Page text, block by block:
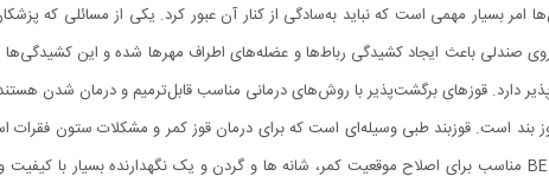
بسیار مهمی است که نباید به‌سادگی از کنار آن عبور کرد. یکی از مسائلی که
صندلی باعث ایجاد کشیدگی رباط‌ها و عضله‌های اطراف مهرها شده و این
دارد. قوز‌های برگشت‌پذیر با روش‌‌های درمانی مناسب قابل‌ترمیم و درمان شدن هستند
بند است. قوزبند طبی وسیله‌ای است که برای درمان قوز کمر و مشکلات ستون